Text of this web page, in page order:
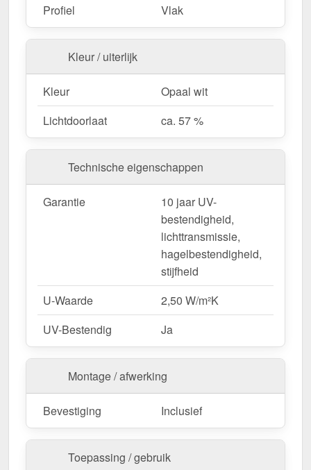
Fietsenstallingen & tuinconstructies
duurzaam.
Bestel nu uw Alumon lichtstraat | Type 1/5 –
Inclusief bevestiging en met 10 jaar UV-
bestendigheid, lichttransmissie,
hagelbestendigheid, stijfheid garantie!
Licht, sterk & duurzaam – perfect voor elk project!
Opgelet:Kopschotten optioneel te bestellen.
Wegens maatwerk / customisatie van herroepingsrecht uitgezonderd
Profiel Vlak
Kleur / uiterlijk
Kleur
Opaal wit
Lichtdoorlaat
ca. 57 %
Technische eigenschappen
Garantie
10 jaar UV-
bestendigheid,
lichttransmissie,
hagelbestendigheid,
stijfheid
U-Waarde
2,50 W/m²K
UV-Bestendig
Ja
Montage / afwerking
Bevestiging Inclusief
Toepassing / gebruik